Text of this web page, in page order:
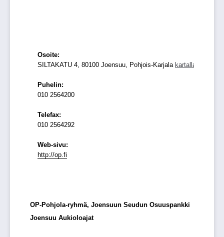
Osoite:
SILTAKATU 4, 80100 Joensuu, Pohjois-Karjala kartalla
Puhelin:
010 2564200
Telefax:
010 2564292
Web-sivu:
http://op.fi
OP-Pohjola-ryhmä, Joensuun Seudun Osuuspankki
Joensuu Aukioloajat